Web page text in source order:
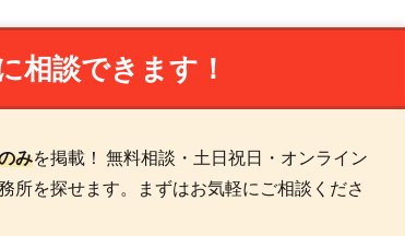
相談できます！
みを掲載！ 無料相談・土日祝日・オンライン
所を探せます。まずはお気軽にご相談くださ